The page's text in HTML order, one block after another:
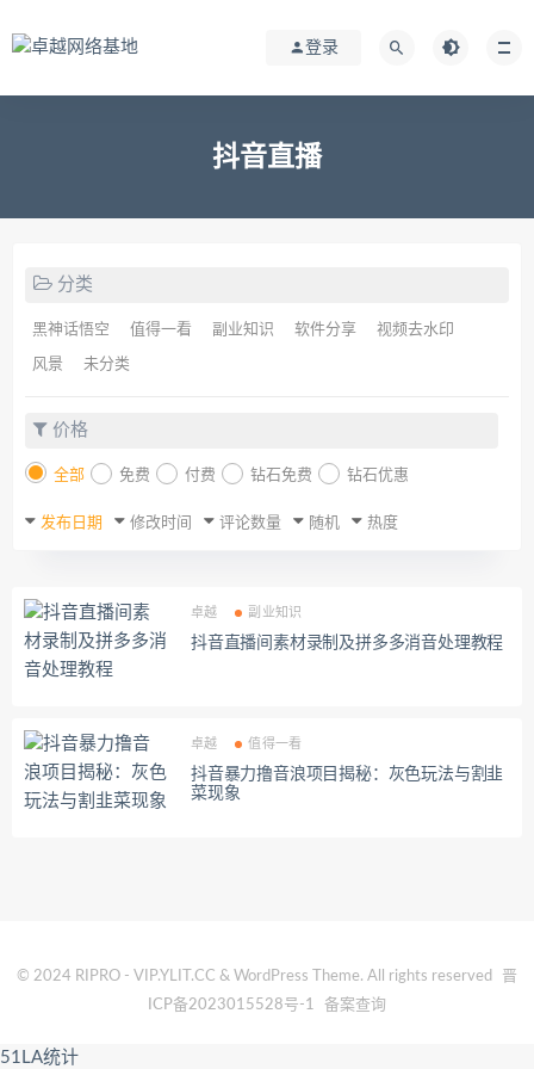
登录
抖音直播
分类
黑神话悟空 值得一看 副业知识 软件分享 视频去水印
风景 未分类
价格
全部 免费 付费 钻石免费 钻石优惠
发布日期 修改时间 评论数量 随机 热度
卓越 副业知识
抖音直播间素材录制及拼多多消音处理教程
卓越 值得一看
抖音暴力撸音浪项目揭秘：灰色玩法与割韭
菜现象
© 2024 RIPRO - VIP.YLIT.CC & WordPress Theme. All rights reserved
晋
ICP备2023015528号-1
备案查询
51LA统计